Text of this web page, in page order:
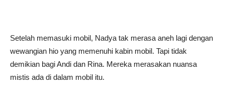
Setelah memasuki mobil, Nadya tak merasa aneh lagi dengan
wewangian hio yang memenuhi kabin mobil. Tapi tidak
demikian bagi Andi dan Rina. Mereka merasakan nuansa
mistis ada di dalam mobil itu.